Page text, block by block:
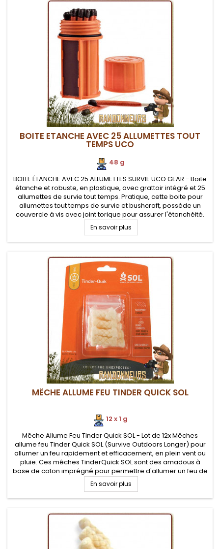
BOITE ETANCHE AVEC 25 ALLUMETTES TOUT
TEMPS UCO
48 g
BOITE ÉTANCHE AVEC 25 ALLUMETTES SURVIE UCO GEAR - Boite
étanche et robuste, en plastique, avec grattoir intégré et 25
allumettes de survie tout temps. Pratique, cette boite pour
allumettes tout temps de survie et bushcraft, possède un
couvercle à vis avec joint torique pour assurer l'étanchéité.
En savoir plus
MÊCHE ALLUME FEU TINDER QUICK SOL
12 x 1 g
Mêche Allume Feu Tinder Quick SOL - Lot de 12x Mêches
allume feu Tinder Quick SOL (Survive Outdoors Longer) pour
allumer un feu rapidement et efficacement, en plein vent ou
pluie. Ces mêches TinderQuick SOL sont des amadous à
base de coton imprégné pour permettre d'allumer un feu de
camp sans effort.
En savoir plus